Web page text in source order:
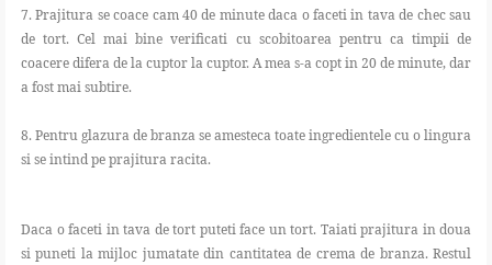
7. Prajitura se coace cam 40 de minute daca o faceti in tava de chec sau
de tort. Cel mai bine verificati cu scobitoarea pentru ca timpii de
coacere difera de la cuptor la cuptor. A mea s-a copt in 20 de minute, dar
a fost mai subtire.
8. Pentru glazura de branza se amesteca toate ingredientele cu o lingura
si se intind pe prajitura racita.
Daca o faceti in tava de tort puteti face un tort. Taiati prajitura in doua
si puneti la mijloc jumatate din cantitatea de crema de branza. Restul